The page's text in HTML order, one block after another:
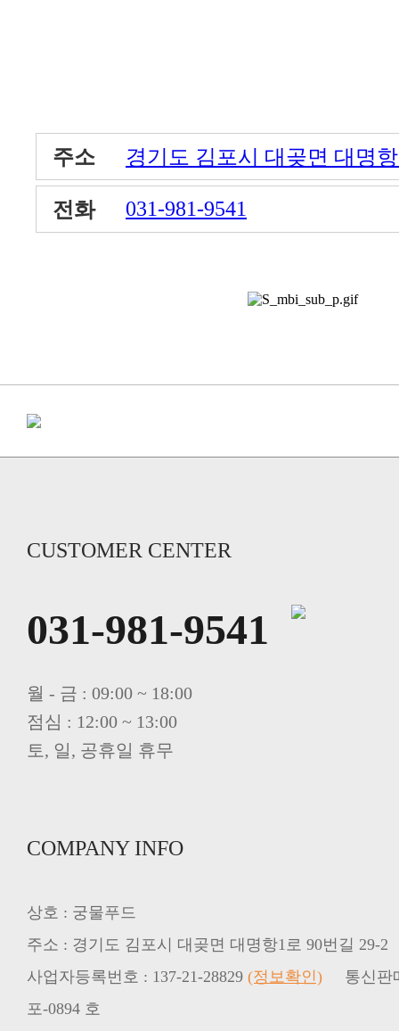
주소 경기도 김포시 대곶면 대명
전화 031-981-9541
CUSTOMER CENTER
031-981-9541
월 - 금 : 09:00 ~ 18:00
점심 : 12:00 ~ 13:00
토, 일, 공휴일 휴무
COMPANY INFO
상호 : 궁물푸드
주소 : 경기도 김포시 대곶면 대명항1로 90번길 29-2
사업자등록번호 : 137-21-28829 (정보확인) 통신판
포-0894 호